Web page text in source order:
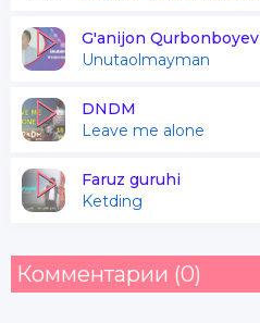
G'anijon Qurbonboyev
Unutaolmayman
DNDM
Leave me alone
Faruz guruhi
Ketding
Комментарии (0)